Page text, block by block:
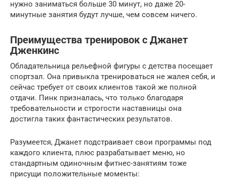
нужно заниматься больше 30 минут, но даже 20-
минутные занятия будут лучше, чем совсем ничего.
Преимущества тренировок с Джанет
Дженкинс
Обладательница рельефной фигуры с детства посещает
спортзал. Она привыкла тренироваться не жалея себя, и
сейчас требует от своих клиентов такой же полной
отдачи. Пинк призналась, что только благодаря
требовательности и строгости наставницы она
достигла таких фантастических результатов.
Разумеется, Джанет подстраивает свои программы под
каждого клиента, плюс разрабатывает меню, но
стандартным одиночным фитнес-занятиям тоже
присущи положительные моменты: